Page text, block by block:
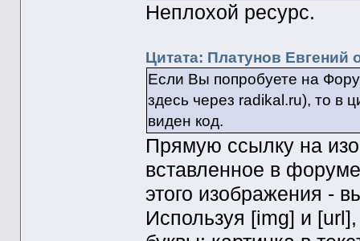
Неплохой ресурс.
Цитата: Платунов Евгений
Если Вы попробуете на
здесь через radikal.ru), то в
виден код.
Прямую ссылку на
вставленное в
этого изображения -
Используя [img] и